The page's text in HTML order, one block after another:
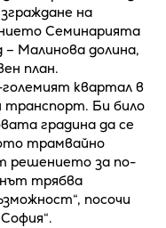
на
Семинарията
Малинова долина,
план.
квартал в
транспорт. Би било
градина да се
трамвайно
решението за по-
трябва
посочи